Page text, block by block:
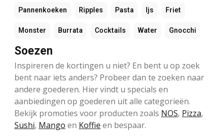
Pannenkoeken Ripples Pasta Ijs Friet
Monster Burrata Cocktails Water Gnocchi
Soezen
Inspireren de kortingen u niet? En bent u op zoek
bent naar iets anders? Probeer dan te zoeken naar
andere goederen. Hier vindt u specials en
aanbiedingen op goederen uit alle categorieën.
Bekijk promoties voor producten zoals NOS, Pizza,
Sushi, Mango en Koffie en bespaar.